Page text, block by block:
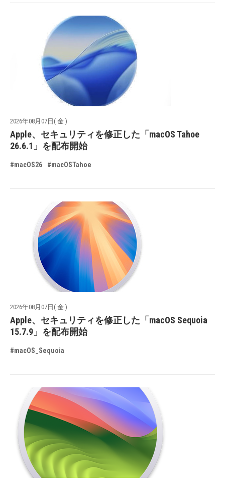
2026年08月07日( 金 )
Apple、セキュリティを修正した「macOS Tahoe
26.6.1」を配布開始
#macOS26 #macOSTahoe
2026年08月07日( 金 )
Apple、セキュリティを修正した「macOS Sequoia
15.7.9」を配布開始
#macOS_Sequoia